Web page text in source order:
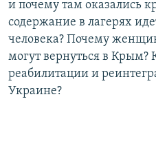
и почему там оказались
содержание в лагерях
человека? Почему
могут вернуться в Крым?
реабилитации и
Украине?